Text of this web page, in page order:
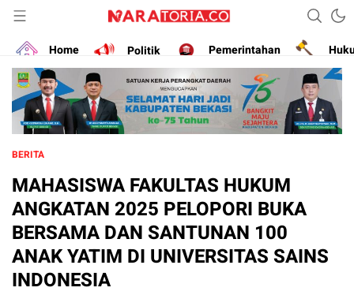
naratoria.co
Narasikan Fakta dan Data
Home
Politik Pemerintahan
BERITA
MAHASISWA FAKULTAS HUKUM
ANGKATAN 2025 PELOPORI BUKA
BERSAMA DAN SANTUNAN 100
ANAK YATIM DI UNIVERSITAS SAINS
INDONESIA